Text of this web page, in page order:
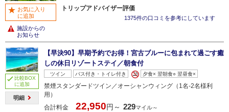
トリップアドバイザー評価
1375件の口コミを参考にしています
お気に入り
に追加
施設からの
お知らせ
比較BOX
に追加
明細
【早決90】早期予約でお得！宮古ブルーに包まれて過ごす癒
しの休日リゾートステイ／朝食付
ツイン バス付き・トイレ付き 夕食× 翌朝食○ 翌昼食×
禁煙スタンダードツイン／オーシャンウィング（1名‐2名様利
用）
合計料金
22,950円～ 229マイル～